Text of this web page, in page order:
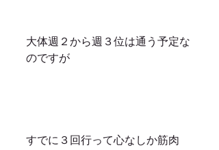
大体週２から週３位は通う予定な
のですが
すでに３回行って心なしか筋肉